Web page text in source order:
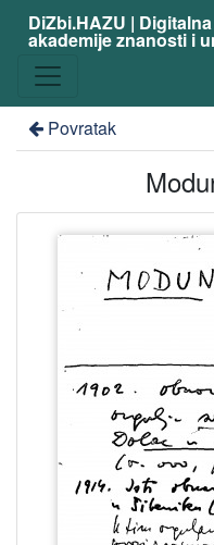
DiZbi.HAZU |
akademije znanosti i
Povratak